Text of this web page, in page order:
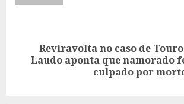
Next
Reviravolta no caso de
Laudo aponta que namorado
culpado por